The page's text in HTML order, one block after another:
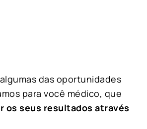
das oportunidades
para você médico, que
os seus resultados através